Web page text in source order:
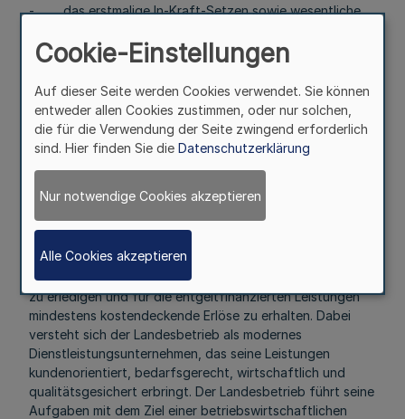
- das erstmalige In-Kraft-Setzen sowie wesentliche
Abs. 8)
- der Wirtschaftsplan sowie die mittelfristige
Finanzplanung (§ 10)
sowie Vorhaben, für die sich die Aufsichtsbehörde
ausdrücklich die vorherige Zustimmung vorbehalten hat.
III. Abschnitt
Verwaltung und Wirtschaftsführung
§ 8
(1) Ziel des Landesbetriebs ist es, alle Aufgaben effizient
zu erledigen und für die entgeltfinanzierten Leistungen
mindestens kostendeckende Erlöse zu erhalten. Dabei
versteht sich der Landesbetrieb als modernes
Dienstleistungsunternehmen, das seine Leistungen
kundenorientiert, bedarfsgerecht, wirtschaftlich und
qualitätsgesichert erbringt. Der Landesbetrieb führt seine
Aufgaben mit dem Ziel einer betriebswirtschaftlichen
Cookie-Einstellungen
Auf dieser Seite werden Cookies verwendet. Sie können
entweder allen Cookies zustimmen, oder nur solchen,
die für die Verwendung der Seite zwingend erforderlich
sind. Hier finden Sie die Datenschutzerklärung
Nur notwendige Cookies akzeptieren
Alle Cookies akzeptieren